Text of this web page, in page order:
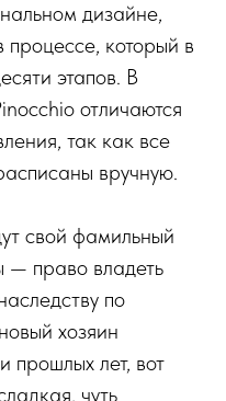
дизайне,
который в
этапов. В
отличаются
так как все
вручную.
свой фамильный
— право владеть
по
хозяин
прошлых лет, вот
чуть